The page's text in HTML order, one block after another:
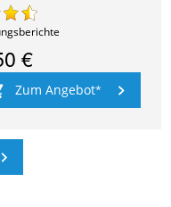
€
Zum Angebot